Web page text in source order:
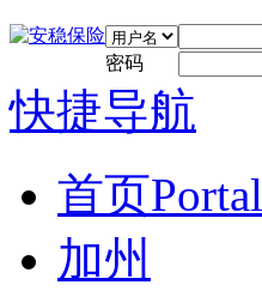
密码
快捷导航
首页Portal
加州